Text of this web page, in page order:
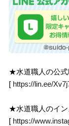
★水道職人の公式
[ https://lin.ee/
★水道職人のイン
[ https://